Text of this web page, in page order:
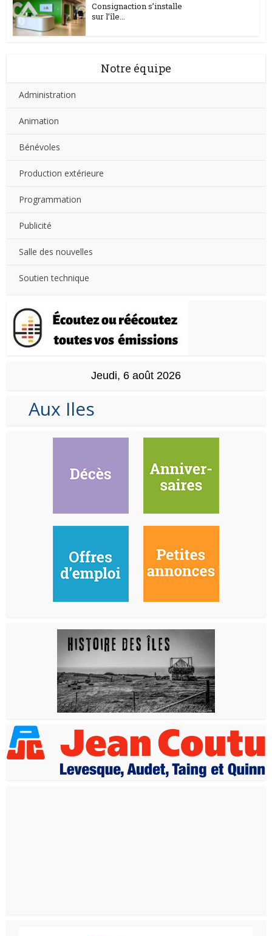
Consignaction s’installe
sur l’île...
Notre équipe
Administration
Animation
Bénévoles
Production extérieure
Programmation
Publicité
Salle des nouvelles
Soutien technique
Jeudi, 6 août 2026
Aux Iles